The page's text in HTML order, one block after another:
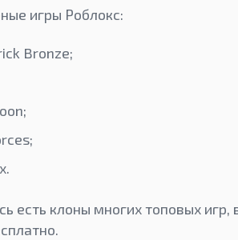
игры Роблокс:
Bronze;
есть клоны многих топовых